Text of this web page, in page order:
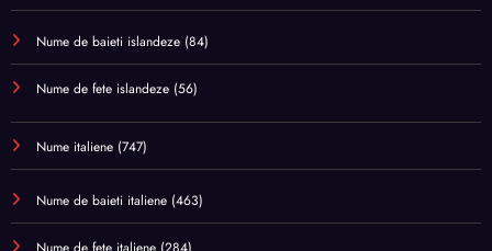
Nume de baieti islandeze (84)
Nume de fete islandeze (56)
Nume italiene (747)
Nume de baieti italiene (463)